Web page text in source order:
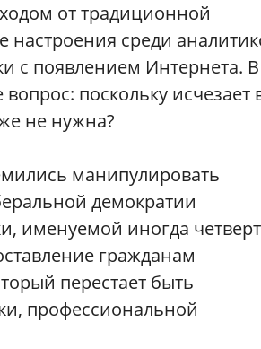
от традиционной
настроения среди
с появлением Интернета. В
поскольку исчезает
не нужна?
манипулировать
демократии
именуемой иногда
гражданам
перестает быть
профессиональной